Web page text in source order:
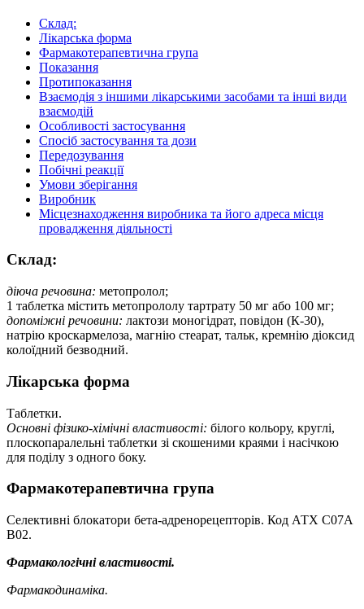
Склад:
Лікарська форма
Фармакотерапевтична група
Показання
Протипоказання
Взаємодія з іншими лікарськими засобами та інші види
взаємодій
Особливості застосування
Спосіб застосування та дози
Передозування
Побічні реакції
Умови зберігання
Виробник
Місцезнаходження виробника та його адреса місця
провадження діяльності
Склад:
діюча речовина: метопролол;
1 таблетка містить метопрололу тартрату 50 мг або 100 мг;
допоміжні речовини: лактози моногідрат, повідон (К-30),
натрію кроскармелоза, магнію стеарат, тальк, кремнію діоксид
колоїдний безводний.
Лікарська форма
Таблетки.
Основні фізико-хімічні властивості: білого кольору, круглі,
плоскопаралельні таблетки зі скошеними краями і насічкою
для поділу з одного боку.
Фармакотерапевтична група
Селективні блокатори бета-адренорецепторів. Код АТХ С07А
В02.
Фармакологічні властивості.
Фармакодинаміка.